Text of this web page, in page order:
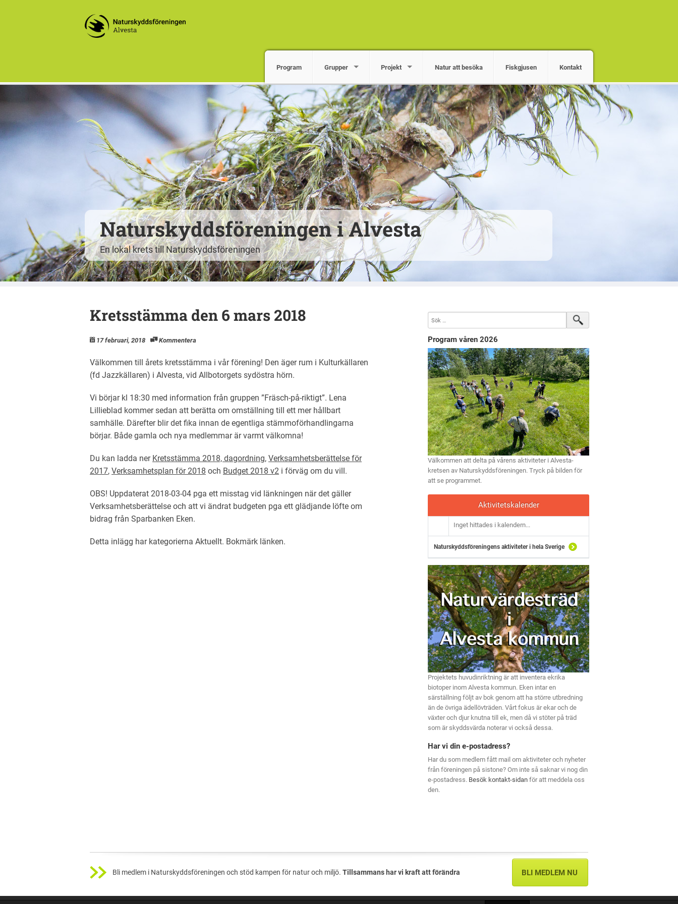
Program Grupper Projekt Natur att besöka Fiskgjusen Kontakt
Naturskyddsföreningen i Alvesta
En lokal krets till Naturskyddsföreningen
Kretsstämma den 6 mars 2018
17 februari, 2018 Kommentera
Välkommen till årets kretsstämma i vår förening! Den äger rum i Kulturkällaren
(fd Jazzkällaren) i Alvesta, vid Allbotorgets sydöstra hörn.
Vi börjar kl 18:30 med information från gruppen ”Fräsch-på-riktigt”. Lena
Lillieblad kommer sedan att berätta om omställning till ett mer hållbart
samhälle. Därefter blir det fika innan de egentliga stämmoförhandlingarna
börjar. Både gamla och nya medlemmar är varmt välkomna!
Du kan ladda ner Kretsstämma 2018, dagordning, Verksamhetsberättelse för
2017, Verksamhetsplan för 2018 och Budget 2018 v2 i förväg om du vill.
OBS! Uppdaterat 2018-03-04 pga ett misstag vid länkningen när det gäller
Verksamhetsberättelse och att vi ändrat budgeten pga ett glädjande löfte om
bidrag från Sparbanken Eken.
Detta inlägg har kategorierna Aktuellt. Bokmärk länken.
Program våren 2026
Välkommen att delta på vårens aktiviteter i Alvesta-
kretsen av Naturskyddsföreningen. Tryck på bilden för
att se programmet.
Aktivitetskalender
Inget hittades i kalendern...
Naturskyddsföreningens aktiviteter i hela Sverige
Projektets huvudinriktning är att inventera ekrika
biotoper inom Alvesta kommun. Eken intar en
särställning följt av bok genom att ha större utbredning
än de övriga ädellövträden. Vårt fokus är ekar och de
växter och djur knutna till ek, men då vi stöter på träd
som är skyddsvärda noterar vi också dessa.
Har vi din e-postadress?
Har du som medlem fått mail om aktiviteter och nyheter
från föreningen på sistone? Om inte så saknar vi nog din
e-postadress. Besök kontakt-sidan för att meddela oss
den.
Bli medlem i Naturskyddsföreningen och stöd kampen för natur och miljö. Tillsammans har vi kraft att förändra BLI MEDLEM NU